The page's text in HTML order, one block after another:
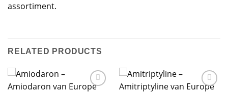
assortiment.
RELATED PRODUCTS